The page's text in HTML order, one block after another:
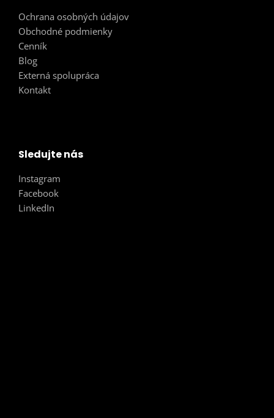
Ochrana osobných údajov
Obchodné podmienky
Cenník
Blog
Externá spolupráca
Kontakt
Sledujte nás
Instagram
Facebook
LinkedIn